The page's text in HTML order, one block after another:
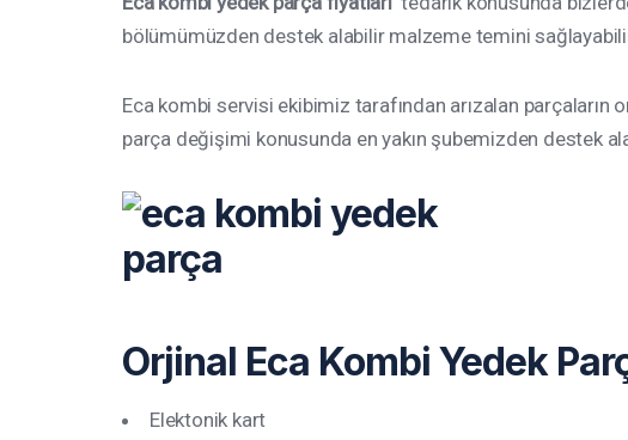
bölümümüzden destek alabilir malzeme temini
Eca kombi servisi ekibimiz tarafından arızalan parçaların
parça değişimi konusunda en yakın şubemizden destek
Orjinal Eca Kombi Yedek
Elektonik kart